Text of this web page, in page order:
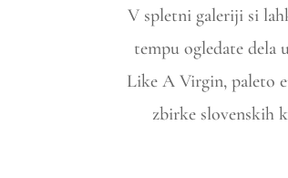
V spletni galeriji si
tempu ogledate dela
Like A Virgin, paleto
zbirke slovenskih